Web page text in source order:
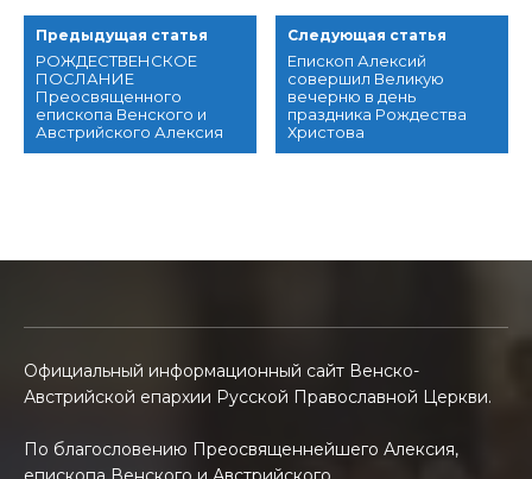
Предыдущая статья
РОЖДЕСТВЕНСКОЕ
ПОСЛАНИЕ
Преосвященного
епископа Венского и
Австрийского Алексия
Следующая статья
Епископ Алексий
совершил Великую
вечерню в день
праздника Рождества
Христова
Официальный информационный сайт Венско-
Австрийской епархии Русской Православной Церкви.
По благословению Преосвященнейшего Алексия,